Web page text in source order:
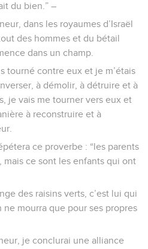
du bien.” –
dans les royaumes d’Israël
des hommes et du bétail
dans un champ.
tourné contre eux et je m’étais
à démolir, à détruire et à
je vais me tourner vers eux et
à reconstruire et à
ce proverbe : “les parents
mais ce sont les enfants qui ont
des raisins verts, c’est lui qui
ne mourra que pour ses propres
je conclurai une alliance